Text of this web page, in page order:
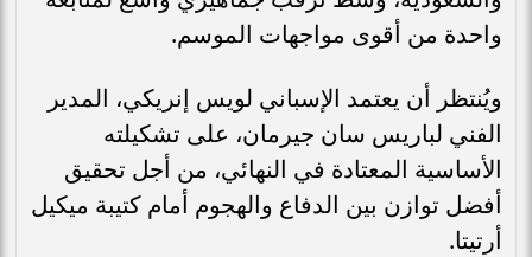
واحدة من أقوى مواجهات الموسم.
ويُنتظر أن يعتمد الإسباني لويس إنريكي، المدير
الفني لباريس سان جيرمان، على تشكيلته
الأساسية المعتادة في النهائي، من أجل تحقيق
أفضل توازن بين الدفاع والهجوم أمام كتيبة ميكيل
أرتيتا.